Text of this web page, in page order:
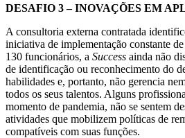
DESAFIO 3 – INOVAÇÕES EM
A consultoria externa contratada
iniciativa de implementação constante
130 funcionários, a Success ainda não
de identificação ou reconhecimento do
habilidades e, portanto, não gerencia
todos os seus talentos. Alguns
momento de pandemia, não se sentem
atividades que mobilizem políticas de
compatíveis com suas funções.